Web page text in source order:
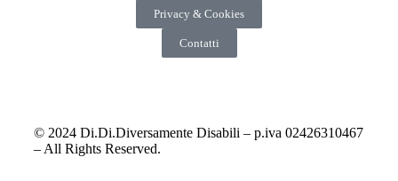
© 2024 Di.Di.Diversamente Disabili – p.iva 02426310467
– All Rights Reserved.
Privacy & Cookies
Contatti